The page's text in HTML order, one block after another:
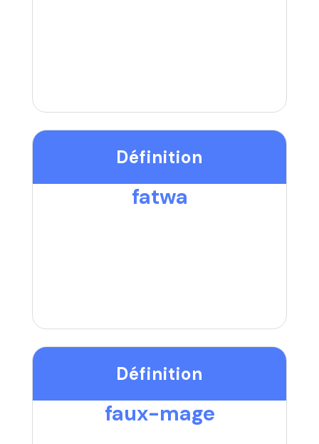
Définition
fatwa
Définition
faux-mage